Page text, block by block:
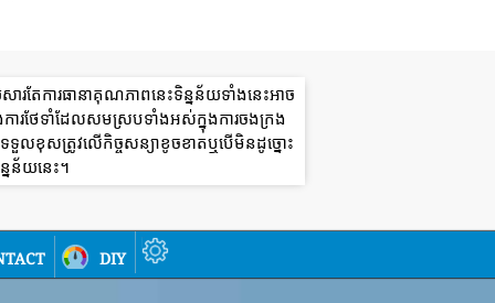
ែការធានាគុណភាពនេះទិន្នន័យទាំងនេះអាច
រថែទាំដែលសមស្របទាំងអស់ក្នុងការចងក្រង
លខុសត្រូវលើកិច្ចសន្យាខូចខាតឬបើមិនដូច្នោះ
ន័យនេះ។
diy